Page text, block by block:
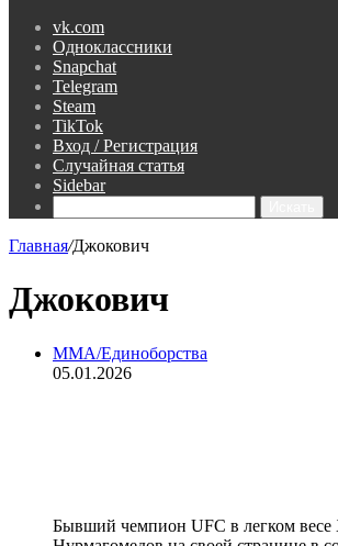
vk.com
Одноклассники
Snapchat
Telegram
Steam
TikTok
Вход / Регистрация
Случайная статья
Sidebar
Главная/Джокович
Джокович
MMA/Единоборства
05.01.2026
Бывший чемпион UFC в легком весе